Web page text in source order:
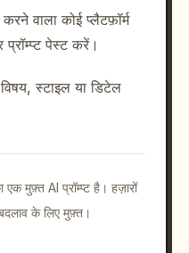
वाला कोई प्लैटफ़ॉर्म
पेस्ट करें।
स्टाइल या डिटेल
एक मुफ़्त AI प्रॉम्प्ट है। हज़ारों
के लिए मुफ़्त।